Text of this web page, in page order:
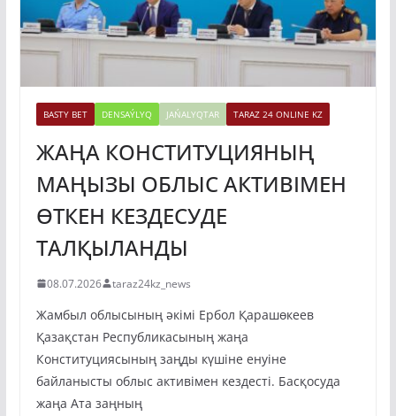
BASTY BET DENSAÝLYQ JAŃALYQTAR TARAZ 24 ONLINE KZ
ЖАҢА КОНСТИТУЦИЯНЫҢ
МАҢЫЗЫ ОБЛЫС АКТИВІМЕН
ӨТКЕН КЕЗДЕСУДЕ
ТАЛҚЫЛАНДЫ
08.07.2026 taraz24kz_news
Жамбыл облысының әкімі Ербол Қарашөкеев
Қазақстан Республикасының жаңа
Конституциясының заңды күшіне енуіне
байланысты облыс активімен кездесті. Басқосуда
жаңа Ата заңның